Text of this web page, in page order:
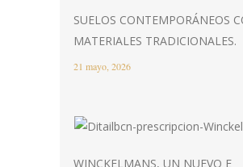
SUELOS CONTEMPORÁNEOS
MATERIALES TRADICIONALES.
21 mayo, 2026
WINCKELMANS, UN NUEVO E